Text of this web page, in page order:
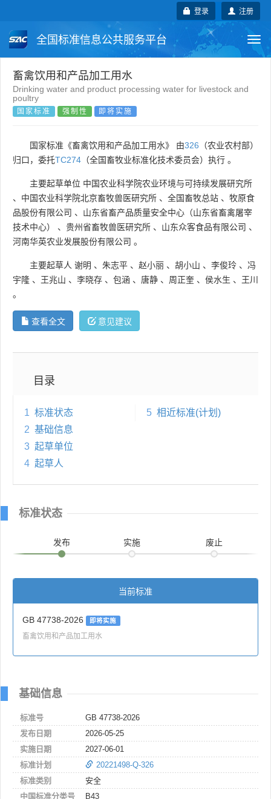
注册
登录
全国标准信息公共服务平台
国家标准 行业标准
团体标准
畜禽饮用和产品加工用水
Drinking water and product processing water for livestock and
poultry
国家标准 强制性 即将实施
国家标准《畜禽饮用和产品加工用水》 由326 （农业农村部）
归口，委托TC274 （全国畜牧业标准化技术委员会）执行 。
主要起草单位 中国农业科学院农业环境与可持续发展研究所
、 中国农业科学院北京畜牧兽医研究所 、 全国畜牧总站 、 牧原食
品股份有限公司 、 山东省畜产品质量安全中心（山东省畜禽屠宰
技术中心）
、 贵州省畜牧兽医研究所 、 山东众客食品有限公司 、
河南华英农业发展股份有限公司 。
主要起草人 谢明 、 朱志平 、 赵小丽 、 胡小山 、 李俊玲 、 冯
宇隆 、 王兆山 、 李晓存 、 包涵 、 唐静 、 周正奎 、 侯水生 、 王川
。
查看全文 意见建议
目录
1 标准状态
2 基础信息
3 起草单位
4 起草人
5 相近标准(计划)
标准状态
发布 实施 废止
当前标准
GB 47738-2026 即将实施
畜禽饮用和产品加工用水
基础信息
标准号
GB 47738-2026
发布日期
2026-05-25
实施日期
2027-06-01
标准计划
20221498-Q-326
标准类别
安全
中国标准分类号
B43